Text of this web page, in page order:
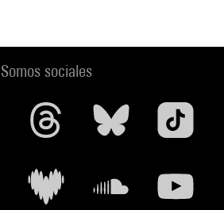
Somos sociales